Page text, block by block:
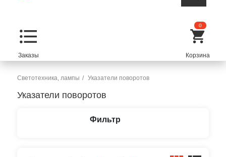
0
Светотехника, лампы Указатели поворотов
Указатели поворотов
Фильтр